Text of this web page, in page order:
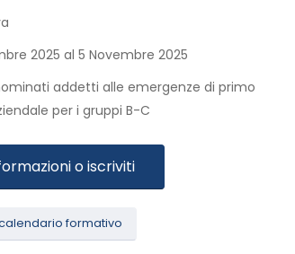
2025 al 5 Novembre 2025​
addetti alle emergenze di primo
per i gruppi B-C
o iscriviti
formativo